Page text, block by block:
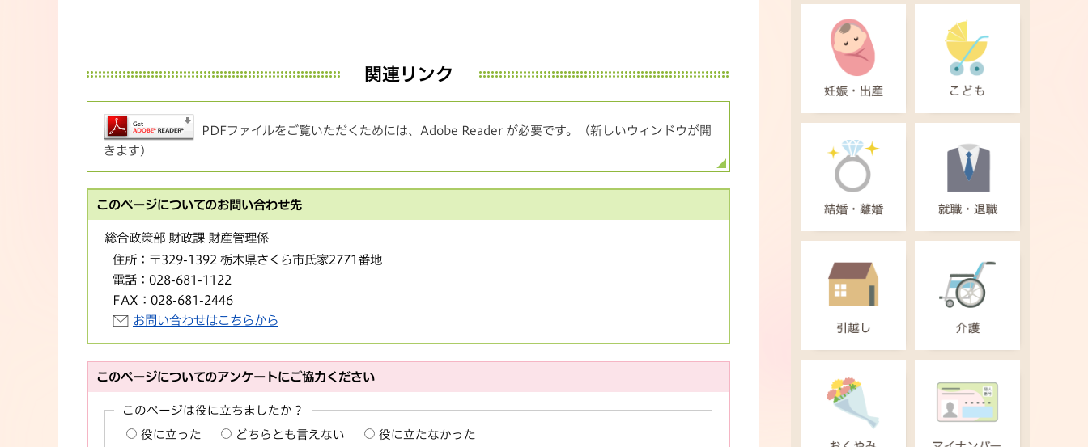
関連リンク
PDFファイルをご覧いただくためには、Adobe Reader が必要です。（新しいウィンドウが開
きます）
このページについてのお問い合わせ先
総合政策部 財政課 財産管理係
住所： 〒329-1392 栃木県さくら市氏家2771番地
電話： 028-681-1122
FAX： 028-681-2446
お問い合わせはこちらから
このページについてのアンケートにご協力ください
このページは役に立ちましたか？
役に立った どちらとも言えない 役に立たなかった